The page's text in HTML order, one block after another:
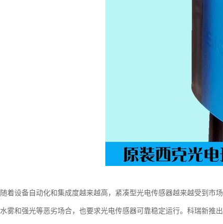
随着设备自动化和集成度越来越高，紧凑型光电传感器越来越受到市
水雾和强光等恶劣场合，也要求光电传感器可靠稳定运行。科瑞新推